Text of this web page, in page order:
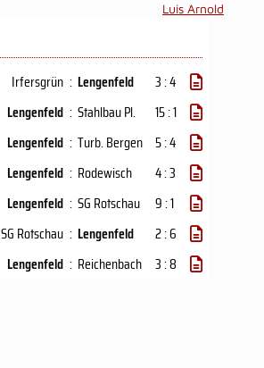
Luis Arnold
Irfersgrün : Lengenfeld
3 : 4
Lengenfeld : Stahlbau Pl.
15 : 1
Lengenfeld : Turb. Bergen 5 : 4
Lengenfeld : Rodewisch
4 : 3
Lengenfeld : SG Rotschau
9 : 1
SG Rotschau : Lengenfeld
2 : 6
Lengenfeld : Reichenbach 3 : 8